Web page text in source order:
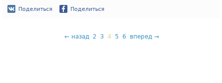
Поделиться Поделиться
← назад 2 3 4 5 6 вперед →